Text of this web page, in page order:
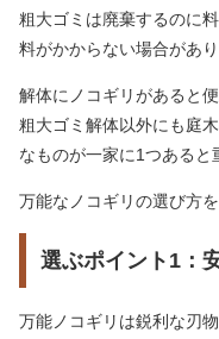
粗大ゴミは廃棄するのに
料がかからない場合があり
解体にノコギリがあると便
粗大ゴミ解体以外にも庭
なものが一家に1つあると
万能なノコギリの選び方を
選ぶポイント1：
万能ノコギリは鋭利な刃